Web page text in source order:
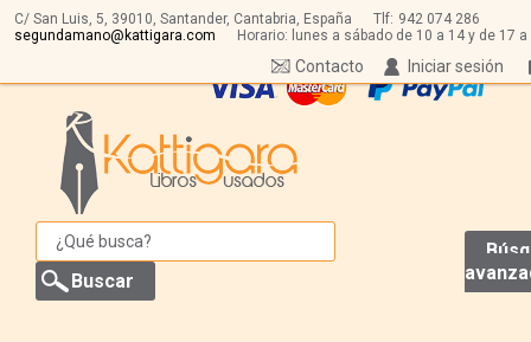
C/ San Luis, 5, 39010, Santander, Cantabria, España Tlf: 942 074 286
segundamano@kattigara.com
Horario: lunes a sábado de 10 a 14 y de 17 a
Iniciar sesión
Contacto